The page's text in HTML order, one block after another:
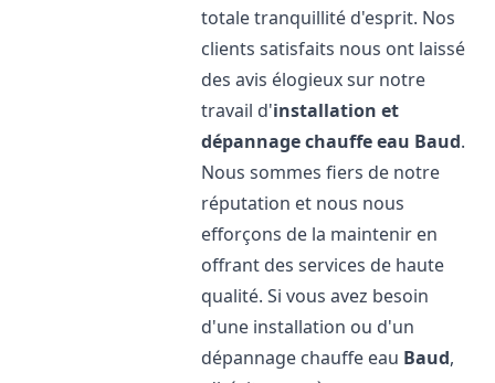
totale tranquillité d'esprit. Nos
clients satisfaits nous ont laissé
des avis élogieux sur notre
travail d'installation et
dépannage chauffe eau Baud.
Nous sommes fiers de notre
réputation et nous nous
efforçons de la maintenir en
offrant des services de haute
qualité. Si vous avez besoin
d'une installation ou d'un
dépannage chauffe eau Baud,